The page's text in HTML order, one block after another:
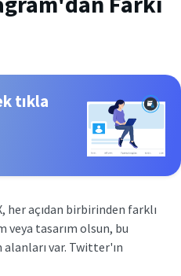
tıkla
açıdan birbirinden farklı
tasarım olsun, bu
var. Twitter'ın